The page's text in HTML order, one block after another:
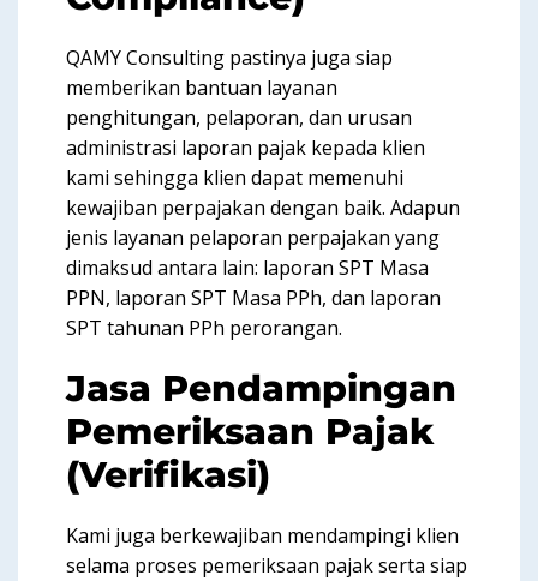
QAMY Consulting pastinya juga siap
memberikan bantuan layanan
penghitungan, pelaporan, dan urusan
administrasi laporan pajak kepada klien
kami sehingga klien dapat memenuhi
kewajiban perpajakan dengan baik. Adapun
jenis layanan pelaporan perpajakan yang
dimaksud antara lain: laporan SPT Masa
PPN, laporan SPT Masa PPh, dan laporan
SPT tahunan PPh perorangan.
Jasa Pendampingan
Pemeriksaan Pajak
(Verifikasi)
Kami juga berkewajiban mendampingi klien
selama proses pemeriksaan pajak serta siap